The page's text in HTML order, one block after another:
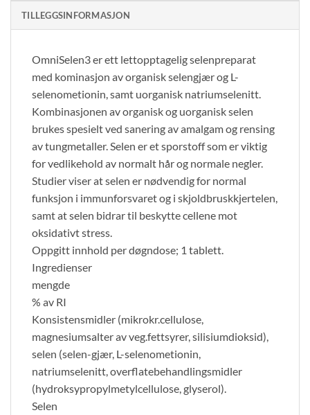
TILLEGGSINFORMASJON
OmniSelen3 er ett lettopptagelig selenpreparat
med kominasjon av organisk selengjær og L-
selenometionin, samt uorganisk natriumselenitt.
Kombinasjonen av organisk og uorganisk selen
brukes spesielt ved sanering av amalgam og rensing
av tungmetaller. Selen er et sporstoff som er viktig
for vedlikehold av normalt hår og normale negler.
Studier viser at selen er nødvendig for normal
funksjon i immunforsvaret og i skjoldbruskkjertelen,
samt at selen bidrar til beskytte cellene mot
oksidativt stress.
Oppgitt innhold per døgndose; 1 tablett.
Ingredienser
mengde
% av RI
Konsistensmidler (mikrokr.cellulose,
magnesiumsalter av veg.fettsyrer, silisiumdioksid),
selen (selen-gjær, L-selenometionin,
natriumselenitt, overflatebehandlingsmidler
(hydroksypropylmetylcellulose, glyserol).
Selen